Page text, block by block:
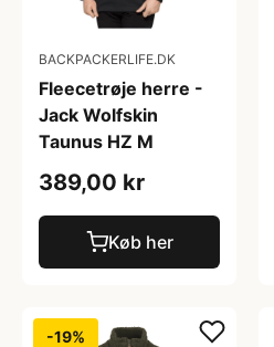
BACKPACKERLIFE.DK
Fleecetrøje herre -
Jack Wolfskin
Taunus HZ M
389,00 kr
Køb her
-19%